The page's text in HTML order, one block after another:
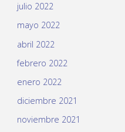
julio 2022
mayo 2022
abril 2022
febrero 2022
enero 2022
diciembre 2021
noviembre 2021